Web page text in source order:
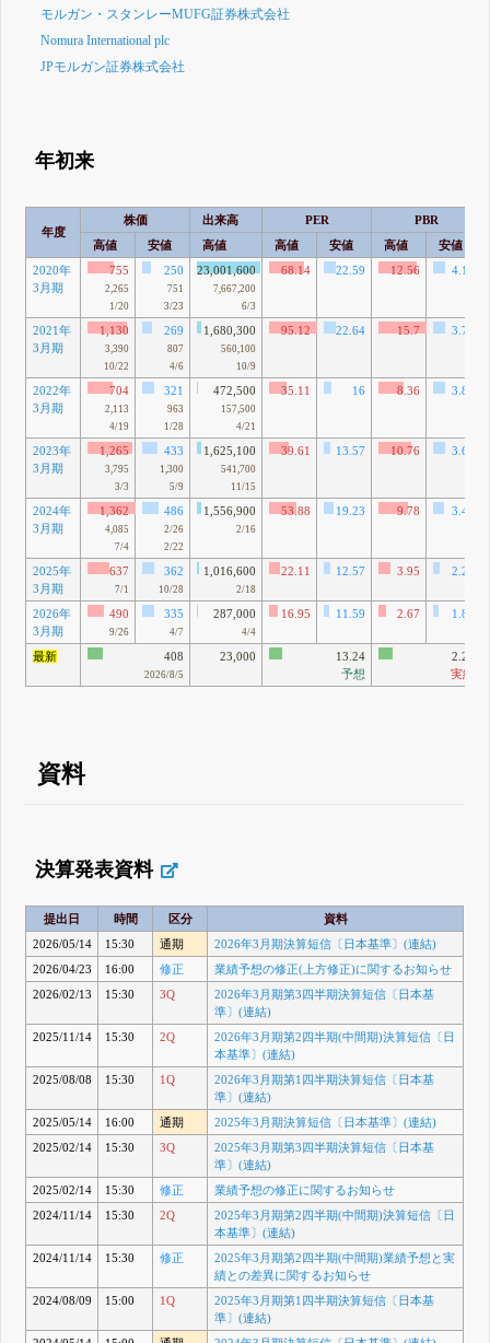
モルガン・スタンレーMUFG証券株式会社
Nomura International plc
JPモルガン証券株式会社
年初来
年度
株価 出来高 PER
PBR
高値
安値 高値 高値 安値 高値
安値
2020年
3月期
755
2,265
1/20
250
751
3/23
23,001,600
7,667,200
6/3
68.14 22.59 12.56 4.17
2021年
3月期
1,130
3,390
10/22
269
807
4/6
1,680,300
560,100
10/9
95.12 22.64 15.7 3.74
2022年
3月期
704
2,113
4/19
321
963
1/28
472,500
157,500
4/21
35.11 16 8.36 3.81
2023年
3月期
1,265
3,795
3/3
433
1,300
5/9
1,625,100
541,700
11/15
39.61 13.57 10.76 3.69
2024年
3月期
1,362
4,085
7/4
486
2/26
2/22
1,556,900
2/16
53.88 19.23 9.78 3.49
2025年
3月期
637
7/1
362
10/28
1,016,600
2/18
22.11 12.57 3.95 2.24
2026年
3月期
490
9/26
335
4/7
287,000
4/4
16.95 11.59 2.67 1.83
最新 408
2026/8/5
23,000
13.24
予想
2.23
実績
資料
決算発表資料
提出日 時間 区分
資料
2026/05/14
15:30 通期
2026年3月期決算短信〔日本基準〕(連結)
2026/04/23
16:00 修正
業績予想の修正(上方修正)に関するお知らせ
2026/02/13
15:30 3Q
2026年3月期第3四半期決算短信〔日本基
準〕(連結)
2025/11/14
15:30 2Q
2026年3月期第2四半期(中間期)決算短信〔日
本基準〕(連結)
2025/08/08
15:30 1Q
2026年3月期第1四半期決算短信〔日本基
準〕(連結)
2025/05/14
16:00 通期
2025年3月期決算短信〔日本基準〕(連結)
2025/02/14
15:30 3Q
2025年3月期第3四半期決算短信〔日本基
準〕(連結)
2025/02/14
15:30 修正
業績予想の修正に関するお知らせ
2024/11/14
15:30 2Q
2025年3月期第2四半期(中間期)決算短信〔日
本基準〕(連結)
2024/11/14
15:30 修正
2025年3月期第2四半期(中間期)業績予想と実
績との差異に関するお知らせ
2024/08/09
15:00 1Q
2025年3月期第1四半期決算短信〔日本基
準〕(連結)